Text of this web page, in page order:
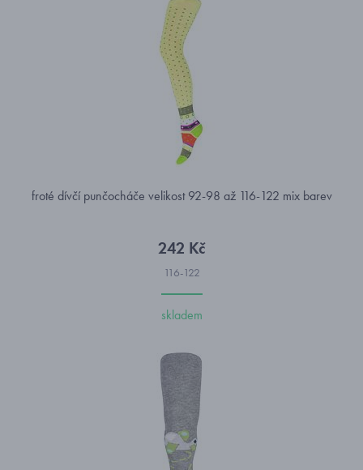
froté dívčí punčocháče velikost 92-98 až 116-122 mix barev
242 Kč
116-122
skladem